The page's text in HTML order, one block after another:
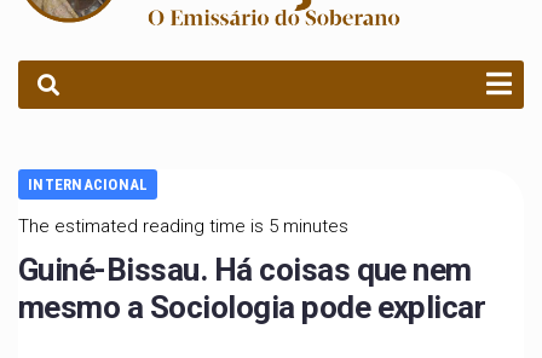
INTERNACIONAL
The estimated reading time is 5 minutes
Guiné-Bissau. Há coisas que nem
mesmo a Sociologia pode explicar
PROCURAR